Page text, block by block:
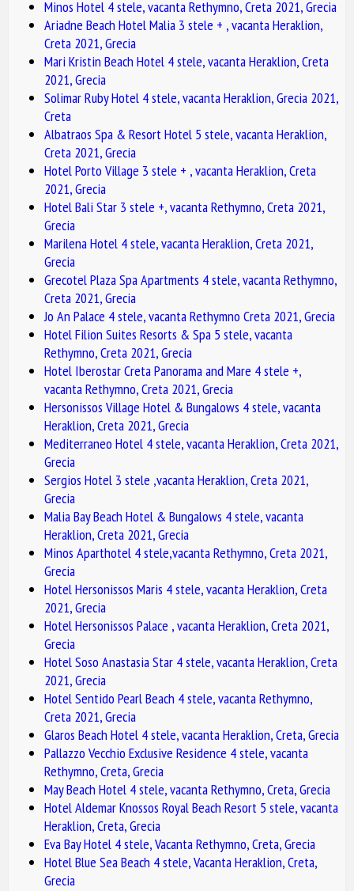
Minos Hotel 4 stele, vacanta Rethymno, Creta 2021, Grecia
Ariadne Beach Hotel Malia 3 stele + , vacanta Heraklion,
Creta 2021, Grecia
Mari Kristin Beach Hotel 4 stele, vacanta Heraklion, Creta
2021, Grecia
Solimar Ruby Hotel 4 stele, vacanta Heraklion, Grecia 2021,
Creta
Albatraos Spa & Resort Hotel 5 stele, vacanta Heraklion,
Creta 2021, Grecia
Hotel Porto Village 3 stele + , vacanta Heraklion, Creta
2021, Grecia
Hotel Bali Star 3 stele +, vacanta Rethymno, Creta 2021,
Grecia
Marilena Hotel 4 stele, vacanta Heraklion, Creta 2021,
Grecia
Grecotel Plaza Spa Apartments 4 stele, vacanta Rethymno,
Creta 2021, Grecia
Jo An Palace 4 stele, vacanta Rethymno Creta 2021, Grecia
Hotel Filion Suites Resorts & Spa 5 stele, vacanta
Rethymno, Creta 2021, Grecia
Hotel Iberostar Creta Panorama and Mare 4 stele +,
vacanta Rethymno, Creta 2021, Grecia
Hersonissos Village Hotel & Bungalows 4 stele, vacanta
Heraklion, Creta 2021, Grecia
Mediterraneo Hotel 4 stele, vacanta Heraklion, Creta 2021,
Grecia
Sergios Hotel 3 stele ,vacanta Heraklion, Creta 2021,
Grecia
Malia Bay Beach Hotel & Bungalows 4 stele, vacanta
Heraklion, Creta 2021, Grecia
Minos Aparthotel 4 stele,vacanta Rethymno, Creta 2021,
Grecia
Hotel Hersonissos Maris 4 stele, vacanta Heraklion, Creta
2021, Grecia
Hotel Hersonissos Palace , vacanta Heraklion, Creta 2021,
Grecia
Hotel Soso Anastasia Star 4 stele, vacanta Heraklion, Creta
2021, Grecia
Hotel Sentido Pearl Beach 4 stele, vacanta Rethymno,
Creta 2021, Grecia
Glaros Beach Hotel 4 stele, vacanta Heraklion, Creta, Grecia
Pallazzo Vecchio Exclusive Residence 4 stele, vacanta
Rethymno, Creta, Grecia
May Beach Hotel 4 stele, vacanta Rethymno, Creta, Grecia
Hotel Aldemar Knossos Royal Beach Resort 5 stele, vacanta
Heraklion, Creta, Grecia
Eva Bay Hotel 4 stele, Vacanta Rethymno, Creta, Grecia
Hotel Blue Sea Beach 4 stele, Vacanta Heraklion, Creta,
Grecia